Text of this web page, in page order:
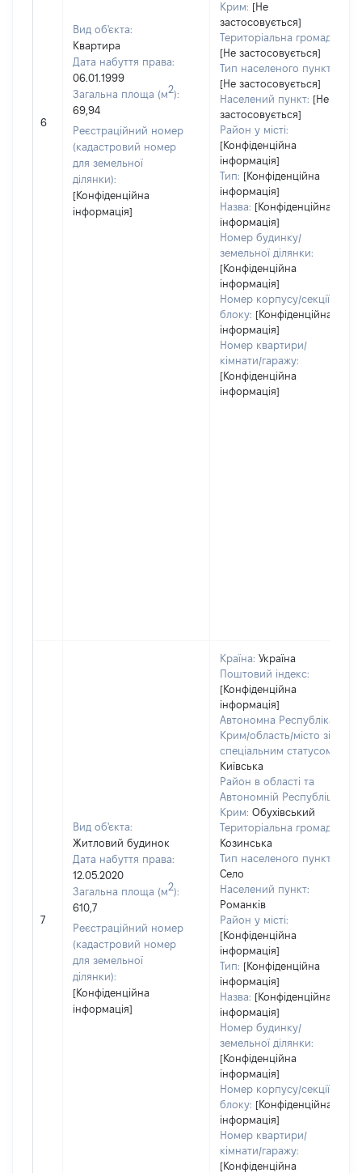
6
Вид об'єкта:
Квартира
Дата набуття права:
06.01.1999
Загальна площа (м2):
69,94
Реєстраційний номер
(кадастровий номер
для земельної
ділянки):
[Конфіденційна
інформація]
Крим: [Не
застосовується]
Територіальна громада:
[Не застосовується]
Тип населеного пункту:
[Не застосовується]
Населений пункт: [Не
застосовується]
Район у місті:
[Конфіденційна
інформація]
Тип: [Конфіденційна
інформація]
Назва: [Конфіденційна
інформація]
Номер будинку/
земельної ділянки:
[Конфіденційна
інформація]
Номер корпусу/секції/
блоку: [Конфіденційна
інформація]
Номер квартири/
кімнати/гаражу:
[Конфіденційна
інформація]
7
Вид об'єкта:
Житловий будинок
Дата набуття права:
12.05.2020
Загальна площа (м2):
610,7
Реєстраційний номер
(кадастровий номер
для земельної
ділянки):
[Конфіденційна
інформація]
Країна: Україна
Поштовий індекс:
[Конфіденційна
інформація]
Автономна Республіка
Крим/область/місто зі
спеціальним статусом:
Київська
Район в області та
Автономній Республіці
Крим: Обухівський
Територіальна громада:
Козинська
Тип населеного пункту:
Село
Населений пункт:
Романків
Район у місті:
[Конфіденційна
інформація]
Тип: [Конфіденційна
інформація]
Назва: [Конфіденційна
інформація]
Номер будинку/
земельної ділянки:
[Конфіденційна
інформація]
Номер корпусу/секції/
блоку: [Конфіденційна
інформація]
Номер квартири/
кімнати/гаражу:
[Конфіденційна